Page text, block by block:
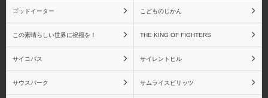
ゴッドイーター こどものじかん
この素晴らしい世界に祝福を！ THE KING OF FIGHTERS
サイコパス サイレントヒル
サウスパーク サムライスピリッツ